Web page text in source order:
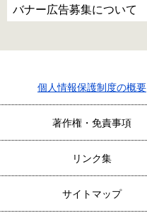
バナー広告募集について
個人情報保護制度の概要
著作権・免責事項
リンク集
サイトマップ